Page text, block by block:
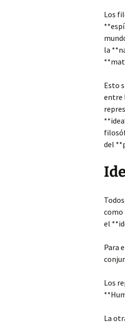
Los
la
Esto
entre
del
como
el
Para
Los
La